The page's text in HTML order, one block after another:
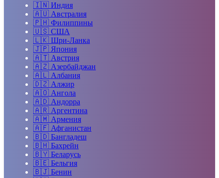
🇮🇳 Индия
🇦🇺 Австралия
🇵🇭 Филиппины
🇺🇸 США
🇱🇰 Шри-Ланка
🇯🇵 Япония
🇦🇹 Австрия
🇦🇿 Азербайджан
🇦🇱 Албания
🇩🇿 Алжир
🇦🇴 Ангола
🇦🇩 Андорра
🇦🇷 Аргентина
🇦🇲 Армения
🇦🇫 Афганистан
🇧🇩 Бангладеш
🇧🇭 Бахрейн
🇧🇾 Беларусь
🇧🇪 Бельгия
🇧🇯 Бенин